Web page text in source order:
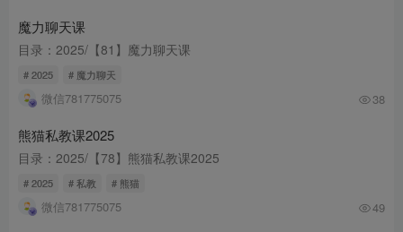
魔力聊天课
目录：2025/【81】魔力聊天课
# 2025 # 魔力聊天
微信781775075 38
熊猫私教课2025
目录：2025/【78】熊猫私教课2025
# 2025 # 私教 # 熊猫
微信781775075 49